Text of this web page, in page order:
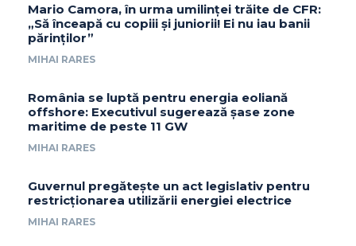
Mario Camora, în urma umilinței trăite de CFR:
„Să înceapă cu copiii și juniorii! Ei nu iau banii
părinților”
MIHAI RARES
România se luptă pentru energia eoliană
offshore: Executivul sugerează șase zone
maritime de peste 11 GW
MIHAI RARES
Guvernul pregătește un act legislativ pentru
restricționarea utilizării energiei electrice
MIHAI RARES